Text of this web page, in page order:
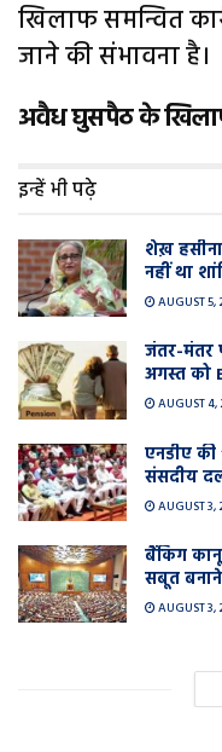
खिलाफ समन्वित
जाने की संभावना है।
अवैध घुसपैठ के
इन्हें भी पढ़े
शेख़
नहीं था
AUGUST 5,
जंतर-मंतर
अगस्त को
AUGUST 4,
एनडीए
संसदीय
AUGUST 3,
बैंकिंग
सबूत
AUGUST 3,